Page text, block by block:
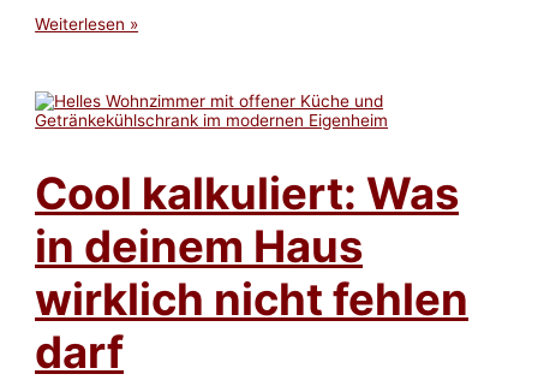
Moderne
Atmosphäre
und
Weiterlesen »
Cool kalkuliert: Was
in deinem Haus
wirklich nicht fehlen
darf